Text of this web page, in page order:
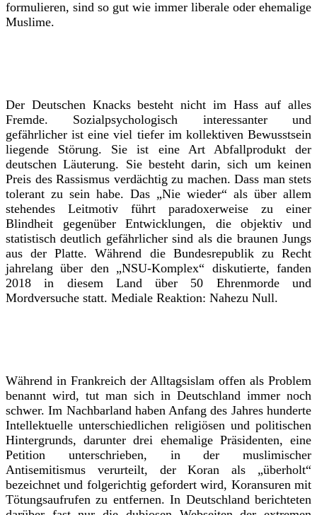
formulieren, sind so gut wie immer liberale oder ehemalige
Muslime.
Der Deutschen Knacks besteht nicht im Hass auf alles
Fremde. Sozialpsychologisch interessanter und
gefährlicher ist eine viel tiefer im kollektiven Bewusstsein
liegende Störung. Sie ist eine Art Abfallprodukt der
deutschen Läuterung. Sie besteht darin, sich um keinen
Preis des Rassismus verdächtig zu machen. Dass man stets
tolerant zu sein habe. Das „Nie wieder“ als über allem
stehendes Leitmotiv führt paradoxerweise zu einer
Blindheit gegenüber Entwicklungen, die objektiv und
statistisch deutlich gefährlicher sind als die braunen Jungs
aus der Platte. Während die Bundesrepublik zu Recht
jahrelang über den „NSU-Komplex“ diskutierte, fanden
2018 in diesem Land über 50 Ehrenmorde und
Mordversuche statt. Mediale Reaktion: Nahezu Null.
Während in Frankreich der Alltagsislam offen als Problem
benannt wird, tut man sich in Deutschland immer noch
schwer. Im Nachbarland haben Anfang des Jahres hunderte
Intellektuelle unterschiedlichen religiösen und politischen
Hintergrunds, darunter drei ehemalige Präsidenten, eine
Petition unterschrieben, in der muslimischer
Antisemitismus verurteilt, der Koran als „überholt“
bezeichnet und folgerichtig gefordert wird, Koransuren mit
Tötungsaufrufen zu entfernen. In Deutschland berichteten